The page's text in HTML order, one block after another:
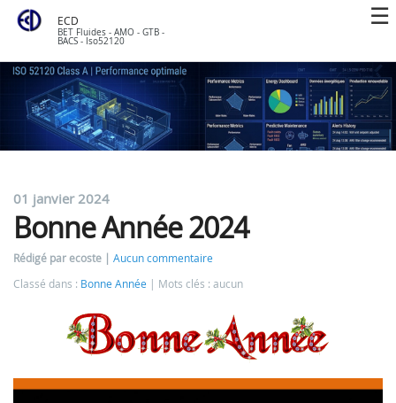
ECD
BET Fluides - AMO - GTB -
BACS - Iso52120
01 janvier 2024
Bonne Année 2024
Rédigé par ecoste
Aucun commentaire
Classé dans : Bonne Année Mots clés : aucun